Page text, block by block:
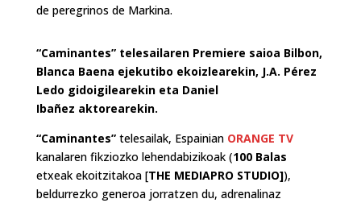
de peregrinos de Markina.
“Caminantes” telesailaren Premiere saioa Bilbon,
Blanca Baena ejekutibo ekoizlearekin, J.A. Pérez
Ledo gidoigilearekin eta Daniel
Ibañez aktorearekin.
“Caminantes”telesailak, Espainian ORANGE TV
kanalaren fikziozko lehendabizikoak (100 Balas
etxeak ekoitzitakoa [THE MEDIAPRO STUDIO]),
beldurrezko generoa jorratzen du, adrenalinaz